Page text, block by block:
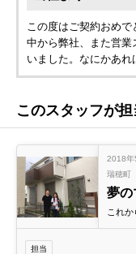
この度はご契約おめ
中から弊社、また営
いました。なにかあれ
このスタッフが
2018年
瑞穂町
夢の
これか
担当